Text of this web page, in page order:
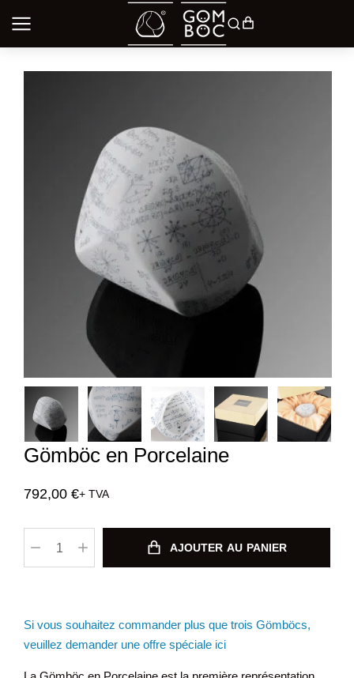
Gömböc en Porcelaine
792,00 €+ TVA
AJOUTER AU PANIER
Si vous souhaitez commander plus que trois Gömböcs,
veuillez demander une offre spéciale ici